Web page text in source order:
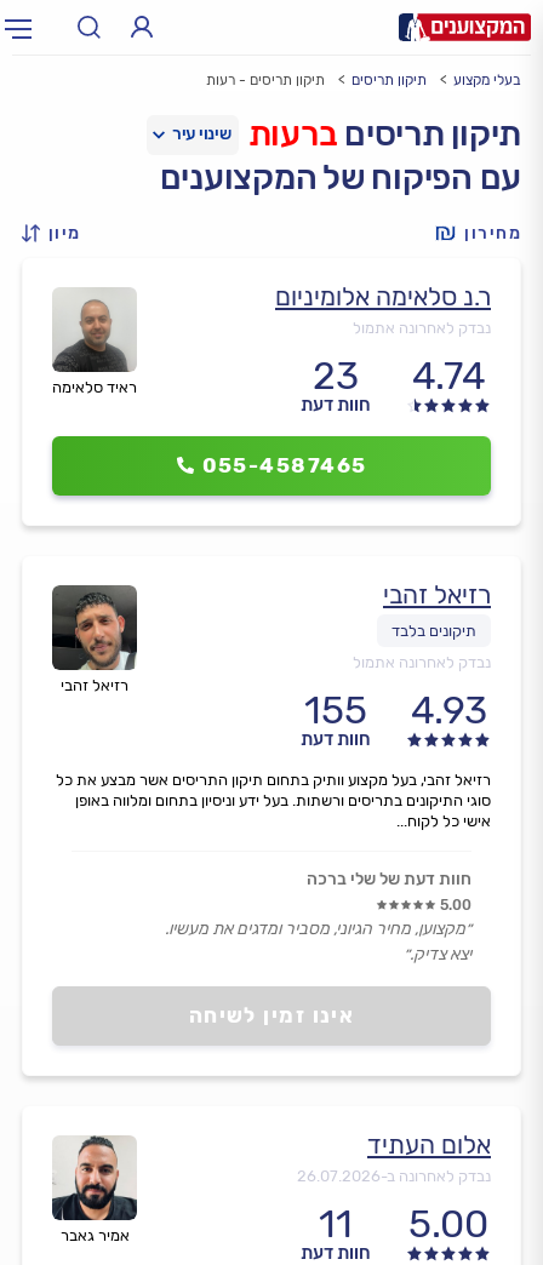
עירעיר: תל אביב, חיפה…
בעלי מקצוע תיקון תריסים תיקון תריסים - רעות
תיקון תריסים ברעות
עם הפיקוח של המקצוענים
מחירון מיון
ראיד סלאימה
ר.נ סלאימה אלומיניום
נבדק לאחרונה אתמול
4.74
23
חוות דעת
055-4587465
רזיאל זהבי
רזיאל זהבי
נבדק לאחרונה אתמול
4.93
155
חוות דעת
אינו זמין לשיחה
רזיאל זהבי, בעל מקצוע וותיק בתחום תיקון התריסים אשר מבצע את כל
סוגי התיקונים בתריסים ורשתות. בעל ידע וניסיון בתחום ומלווה באופן
אישי כל לקוח...
חוות דעת של שלי ברכה
5.00
״מקצוען, מחיר הגיוני, מסביר ומדגים את מעשיו.
יצא צדיק.״
אמיר גאבר
אלום העתיד
נבדק לאחרונה ב-26.07.2026
5.00
11
חוות דעת